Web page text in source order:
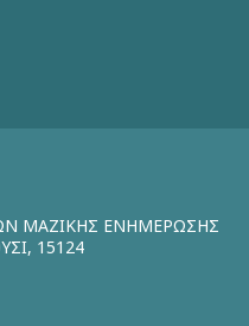
ΜΑΖΙΚΗΣ ΕΝΗΜΕΡΩΣΗΣ
15124